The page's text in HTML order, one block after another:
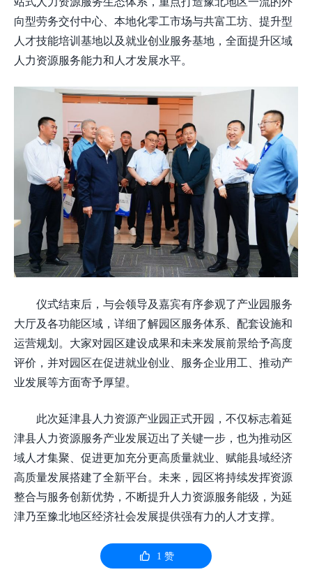
向型劳务交付中心、本地化零工市场与共富工坊、提升型
人才技能培训基地以及就业创业服务基地，全面提升区域
人力资源服务能力和人才发展水平。
仪式结束后，与会领导及嘉宾有序参观了产业园服务
大厅及各功能区域，详细了解园区服务体系、配套设施和
运营规划。大家对园区建设成果和未来发展前景给予高度
评价，并对园区在促进就业创业、服务企业用工、推动产
业发展等方面寄予厚望。
此次延津县人力资源产业园正式开园，不仅标志着延
津县人力资源服务产业发展迈出了关键一步，也为推动区
域人才集聚、促进更加充分更高质量就业、赋能县域经济
高质量发展搭建了全新平台。未来，园区将持续发挥资源
整合与服务创新优势，不断提升人力资源服务能级，为延
津乃至豫北地区经济社会发展提供强有力的人才支撑。
 1 赞